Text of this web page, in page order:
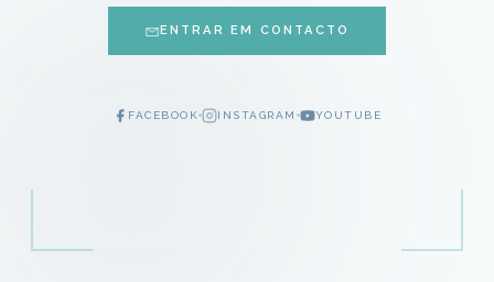
ENTRAR EM CONTACTO
FACEBOOK INSTAGRAM YOUTUBE